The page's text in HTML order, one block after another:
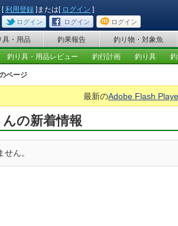
[利用登録 ]または[ ログイン ]
ログイン ログイン ログイン
具・用品 釣果報告 釣り物・対象魚
釣り具・用品レビュー 釣行計画 釣り具
ページ
最新のAdobe Flash
の新着情報
ん。